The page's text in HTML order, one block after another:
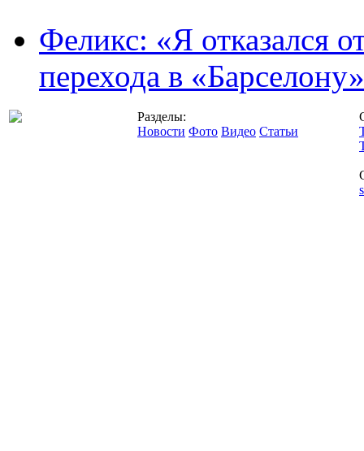
Феликс: «Я отказался
перехода в «Барселону»
Разделы:
Новости Фото Видео Статьи